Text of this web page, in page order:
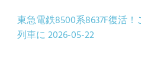
東急電鉄8500系8637F復活
列車に2026-05-22